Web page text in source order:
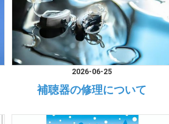
2026-06-25
補聴器の修理について